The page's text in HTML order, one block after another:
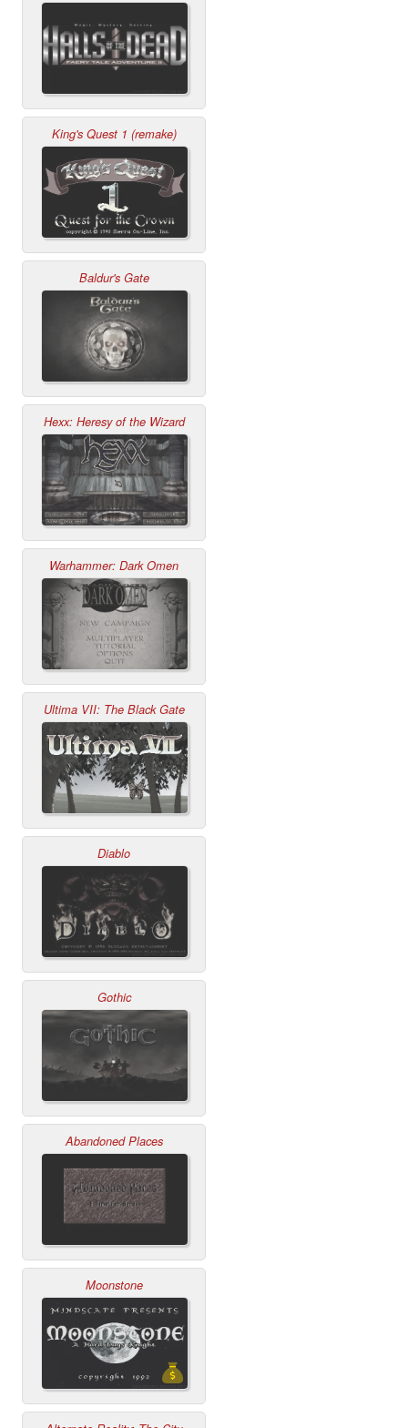
King's Quest 1 (remake)
Baldur's Gate
Hexx: Heresy of the Wizard
Warhammer: Dark Omen
Ultima VII: The Black Gate
Diablo
Gothic
Abandoned Places
Moonstone